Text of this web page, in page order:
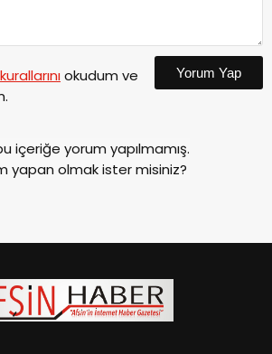
kurallarınıokudum ve
Yorum Yap
içeriğe yorum yapılmamış.
yapan olmak ister misiniz?